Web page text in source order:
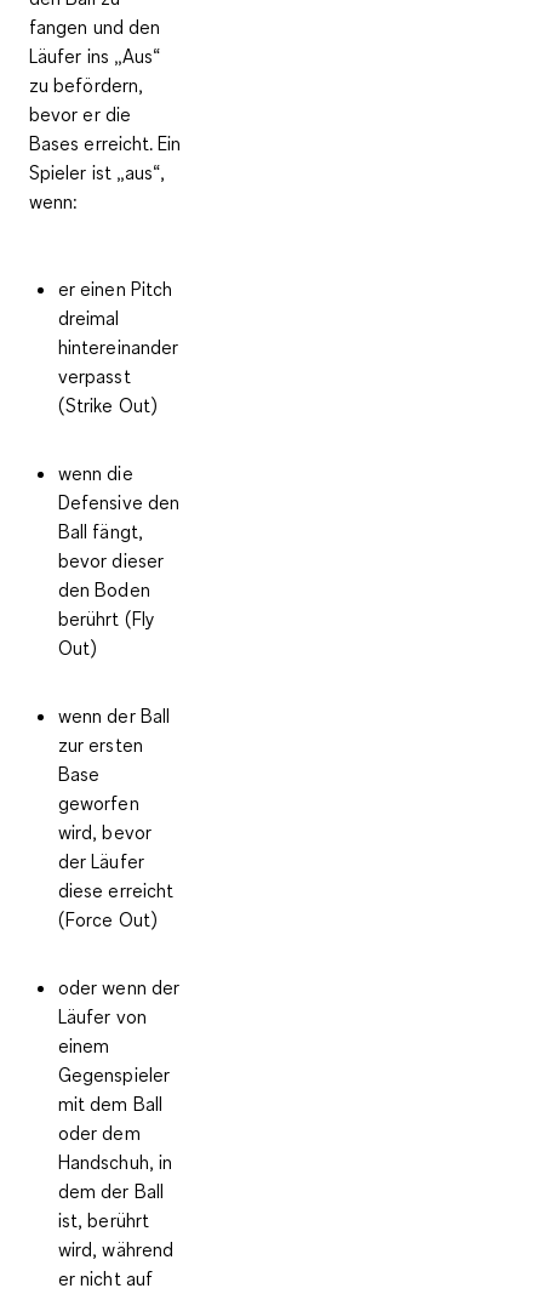
fangen und den
Läufer ins „Aus“
zu befördern,
bevor er die
Bases erreicht. Ein
Spieler ist „aus“,
wenn:
er einen Pitch
dreimal
hintereinander
verpasst
(Strike Out)
wenn die
Defensive den
Ball fängt,
bevor dieser
den Boden
berührt (Fly
Out)
wenn der Ball
zur ersten
Base
geworfen
wird, bevor
der Läufer
diese erreicht
(Force Out)
oder wenn der
Läufer von
einem
Gegenspieler
mit dem Ball
oder dem
Handschuh, in
dem der Ball
ist, berührt
wird, während
er nicht auf